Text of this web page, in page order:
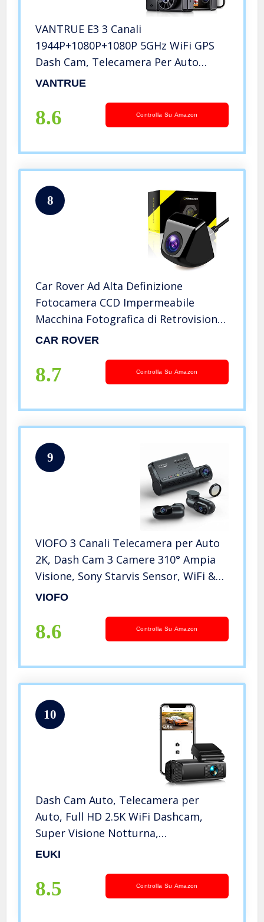
VANTRUE E3 3 Canali
1944P+1080P+1080P 5GHz WiFi GPS
Dash Cam, Telecamera Per Auto
Telecomando e controllo vocale,
Visione Notturna a Infrarossi
Nascosta, 160°Max 512G
VANTRUE
8.6 Controlla Su Amazon
8
Car Rover Ad Alta Definizione
Fotocamera CCD Impermeabile
Macchina Fotografica di Retrovisione
con Ampio angolo di visione (Nero)
CAR ROVER
8.7 Controlla Su Amazon
9
VIOFO 3 Canali Telecamera per Auto
2K, Dash Cam 3 Camere 310° Ampia
Visione, Sony Starvis Sensor, WiFi &
GPS & Visione Notturna & WDR & CPL
& Istruzioni Vocali
VIOFO
8.6 Controlla Su Amazon
10
Dash Cam Auto, Telecamera per
Auto, Full HD 2.5K WiFi Dashcam,
Super Visione Notturna,
Grandangolare di 170°, G-Sensor,
Monitor di Parcheggio
EUKI
8.5 Controlla Su Amazon